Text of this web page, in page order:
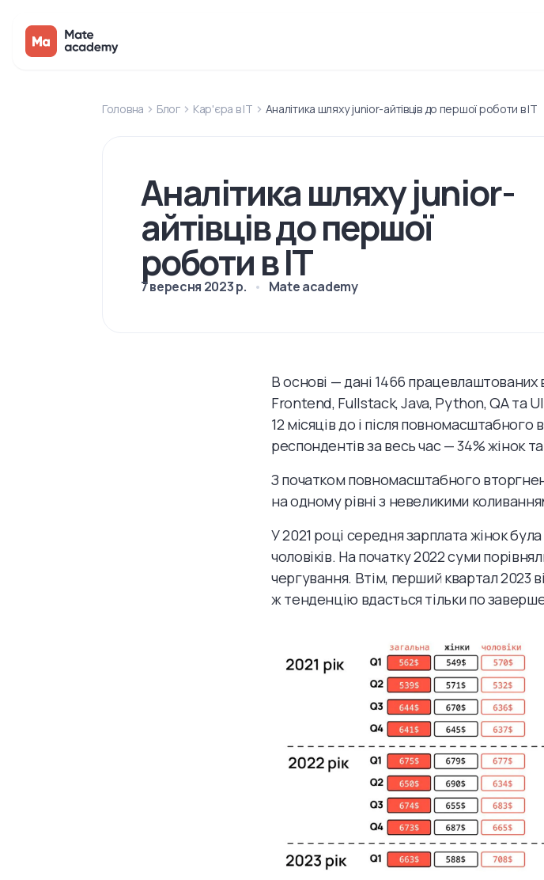
Головна Блог Кар'єра в IT Аналітика шляху junior-айтівців до першої роботи в ІТ
Аналітика шляху junior-
айтівців до першої
роботи в ІТ
7 вересня 2023 р. Mate academy
В основі — дані 1466
Frontend, Fullstack, Java, Python, QA та
12 місяців до і після
респондентів за весь час — 34% жінок та
З початком повномасштабного
на одному рівні з невеликими
У 2021 році середня зарплата жінок
чоловіків. На початку 2022 суми
чергування. Втім, перший квартал 2023
ж тенденцію вдасться тільки по